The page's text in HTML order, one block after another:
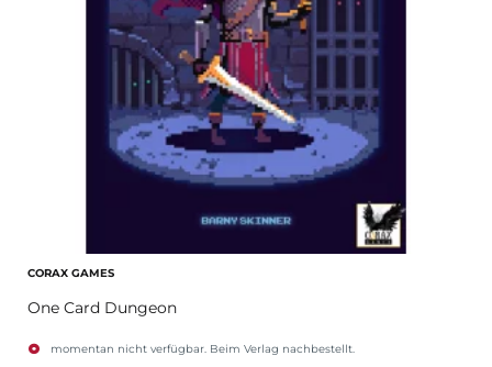
CORAX GAMES
One Card Dungeon
momentan nicht verfügbar. Beim Verlag nachbestellt.